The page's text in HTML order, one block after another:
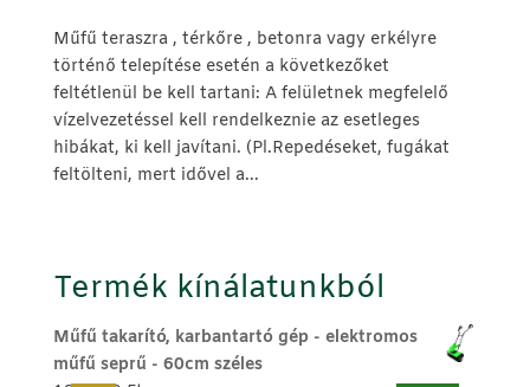
Műfű teraszra , térkőre , betonra vagy erkélyre
történő telepítése esetén a következőket
feltétlenül be kell tartani: A felületnek megfelelő
vízelvezetéssel kell rendelkeznie az esetleges
hibákat, ki kell javítani. (Pl.Repedéseket, fugákat
feltölteni, mert idővel a...
Termék kínálatunkból
Műfű takarító, karbantartó gép - elektromos
műfű seprű - 60cm széles